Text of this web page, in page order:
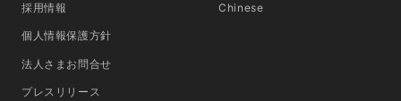
採用情報
個人情報保護方針
法人さまお問合せ
プレスリリース
Chinese